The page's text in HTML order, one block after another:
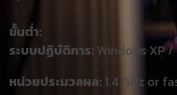
ขั้นต่ำ:
ระบบปฏิบัติการ:Windows XP
หน่วยประมวลผล:1.4 GHz or